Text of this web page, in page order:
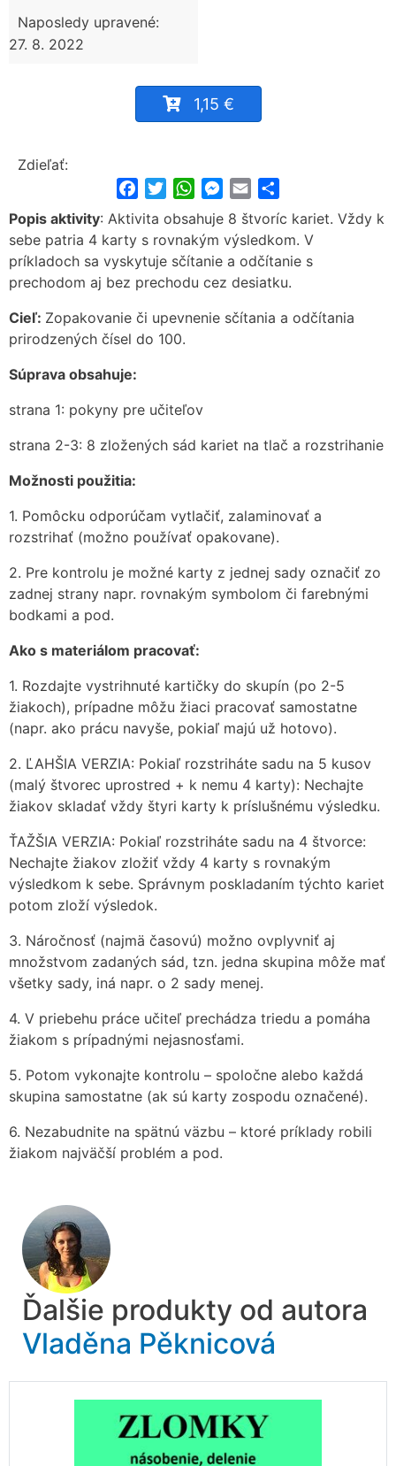
Naposledy upravené:
27. 8. 2022
1,15 €
Zdieľať:
FacebookTwitterWhatsApp
Messenger
Email
Popis aktivity: Aktivita obsahuje 8 štvoríc kariet. Vždy k
sebe patria 4 karty s rovnakým výsledkom. V
príkladoch sa vyskytuje sčítanie a odčítanie s
prechodom aj bez prechodu cez desiatku.
Cieľ: Zopakovanie či upevnenie sčítania a odčítania
prirodzených čísel do 100.
Súprava obsahuje:
strana 1: pokyny pre učiteľov
strana 2-3: 8 zložených sád kariet na tlač a rozstrihanie
Možnosti použitia:
1. Pomôcku odporúčam vytlačiť, zalaminovať a
rozstrihať (možno používať opakovane).
2. Pre kontrolu je možné karty z jednej sady označiť zo
zadnej strany napr. rovnakým symbolom či farebnými
bodkami a pod.
Ako s materiálom pracovať:
1. Rozdajte vystrihnuté kartičky do skupín (po 2-5
žiakoch), prípadne môžu žiaci pracovať samostatne
(napr. ako prácu navyše, pokiaľ majú už hotovo).
2. ĽAHŠIA VERZIA: Pokiaľ rozstriháte sadu na 5 kusov
(malý štvorec uprostred + k nemu 4 karty): Nechajte
žiakov skladať vždy štyri karty k príslušnému výsledku.
ŤAŽŠIA VERZIA: Pokiaľ rozstriháte sadu na 4 štvorce:
Nechajte žiakov zložiť vždy 4 karty s rovnakým
výsledkom k sebe. Správnym poskladaním týchto kariet
potom zloží výsledok.
3. Náročnosť (najmä časovú) možno ovplyvniť aj
množstvom zadaných sád, tzn. jedna skupina môže mať
všetky sady, iná napr. o 2 sady menej.
4. V priebehu práce učiteľ prechádza triedu a pomáha
žiakom s prípadnými nejasnosťami.
5. Potom vykonajte kontrolu – spoločne alebo každá
skupina samostatne (ak sú karty zospodu označené).
6. Nezabudnite na spätnú väzbu – ktoré príklady robili
žiakom najväčší problém a pod.
Ďalšie produkty od autora
Vladěna Pěknicová